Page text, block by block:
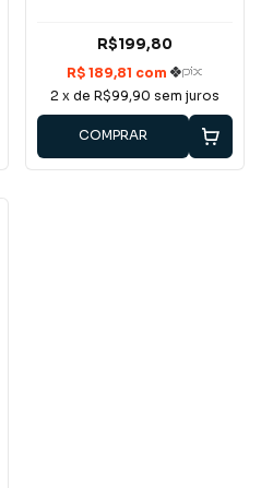
R$199,80
2 x de R$99,90 sem juros
COMPRAR